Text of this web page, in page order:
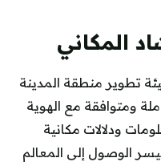
المكاني
تطوير منطقة المدينة
ومتوافقة مع الهوية
ودلالات مكانية
ييسر الوصول إلى المعالم